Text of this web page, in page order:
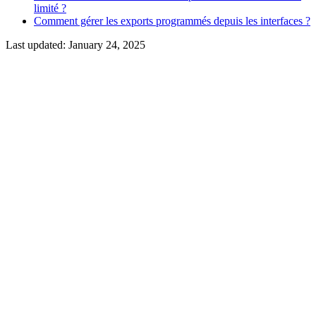
limité ?
Comment gérer les exports programmés depuis les interfaces ?
Last updated: January 24, 2025